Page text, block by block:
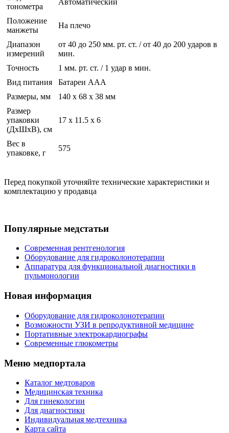
тонометра
Автоматический
Положение
манжеты
На плечо
Диапазон
измерений
от 40 до 250 мм. рт. ст. / от 40 до 200 ударов в
мин.
Точность
1 мм. рт. ст. / 1 удар в мин.
Вид питания
Батареи ААА
Размеры, мм
140 x 68 x 38 мм
Размер
упаковки
(ДхШхВ), см
17 x 11.5 x 6
Вес в
упаковке, г
575
Перед покупкой уточняйте технические характеристики и
комплектацию у продавца
Популярные медстатьи
Современная рентгенология
Оборудование для гидроколонотерапии
Аппаратура для функциональной диагностики в
пульмонологии
Новая информация
Оборудование для гидроколонотерапии
Возможности УЗИ в репродуктивной медицине
Портативные электрокардиографы
Современные глюкометры
Меню медпортала
Каталог медтоваров
Медицинская техника
Для гинекологии
Для диагностики
Индивидуальная медтехника
Карта сайта